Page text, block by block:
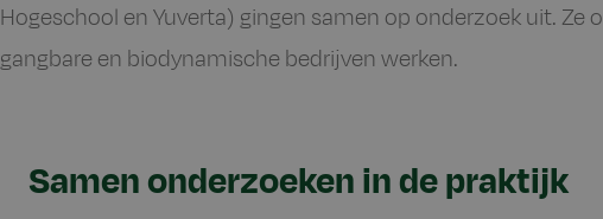
Hogeschool en Yuverta) gingen samen op onderzoek uit. Ze
gangbare en biodynamische bedrijven werken.
Samen onderzoeken in de praktijk